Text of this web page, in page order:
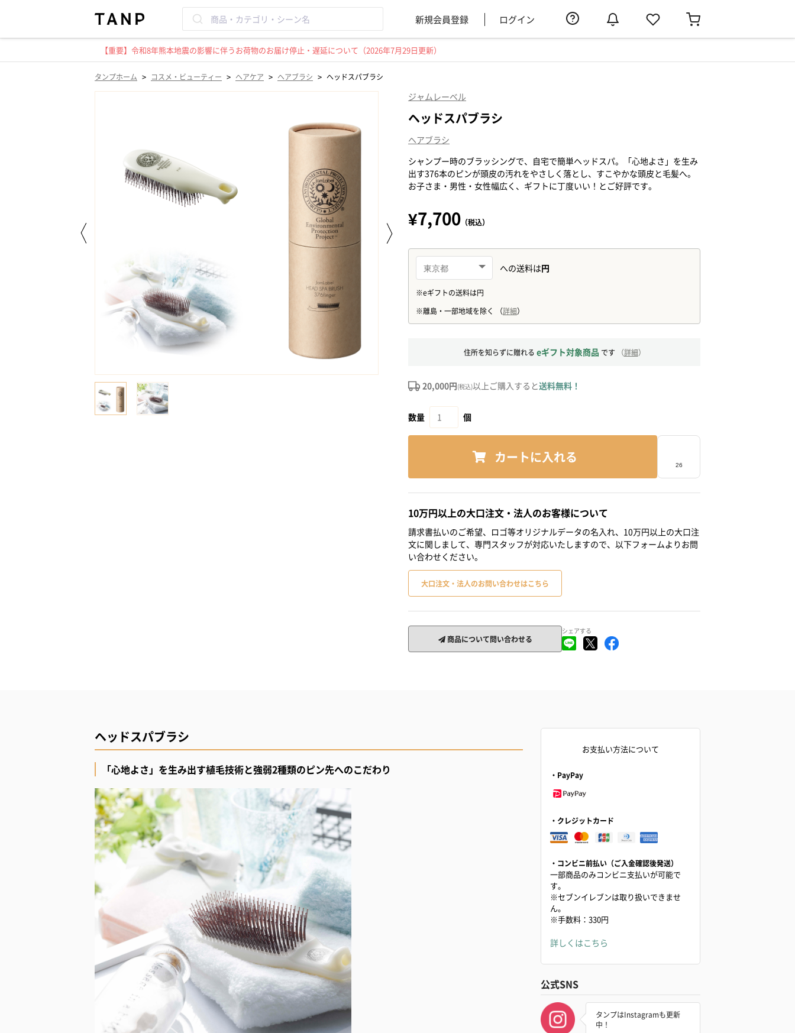
新規会員登録 ログイン
【重要】令和8年熊本地震の影響に伴うお荷物のお届け停止・遅延について（2026年7月29日更新）
タンプホーム > コスメ・ビューティー > ヘアケア > ヘアブラシ > ヘッドスパブラシ
ジャムレーベル
ヘッドスパブラシ
ヘアブラシ
シャンプー時のブラッシングで、自宅で簡単ヘッドスパ。「心地よさ」を生み
出す376本のピンが頭皮の汚れをやさしく落とし、すこやかな頭皮と毛髪へ。
お子さま・男性・女性幅広く、ギフトに丁度いい！とご好評です。
¥7,700 （税込）
住所を知らずに贈れる eギフト対象商品 です （詳細）
20,000円(税込)以上ご購入すると送料無料！
数量 個
カートに入れる
10万円以上の大口注文・法人のお客様について
請求書払いのご希望、ロゴ等オリジナルデータの名入れ、10万円以上の大口注
文に関しまして、専門スタッフが対応いたしますので、以下フォームよりお問
い合わせください。
大口注文・法人のお問い合わせはこちら
商品について問い合わせる
シェアする
ヘッドスパブラシ
「心地よさ」を生み出す植毛技術と強弱2種類のピン先へのこだわり
お支払い方法について
・PayPay
・クレジットカード
・コンビニ前払い（ご入金確認後発送）
一部商品のみコンビニ支払いが可能で
す。
※セブンイレブンは取り扱いできませ
ん。
※手数料：330円
詳しくはこちら
公式SNS
タンプはInstagramも更新
中！